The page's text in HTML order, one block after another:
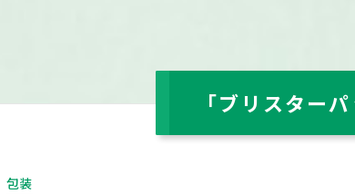
「ブリスター
包装